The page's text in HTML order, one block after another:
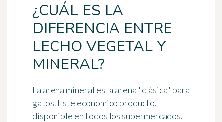
¿CUÁL ES LA
DIFERENCIA ENTRE
LECHO VEGETAL Y
MINERAL?
La arena mineral es la arena "clásica" para
gatos. Este económico producto,
disponible en todos los supermercados,